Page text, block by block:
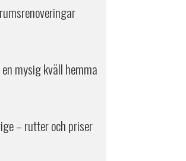
mysig kväll hemma
– rutter och priser